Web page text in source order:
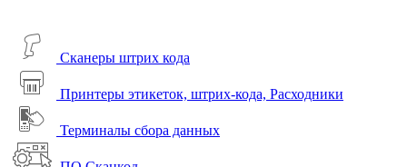
Сканеры штрих кода
Принтеры этикеток, штрих-кода, Расходники
Терминалы сбора данных